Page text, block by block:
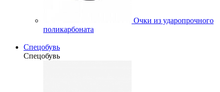
Очки из ударопрочного
поликарбоната
Спецобувь
Спецобувь